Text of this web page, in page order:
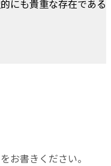
にも貴重な存在である
お書きください。